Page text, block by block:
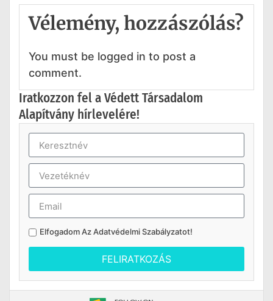
Vélemény, hozzászólás?
You must be logged in to post a
comment.
Iratkozzon fel a Védett Társadalom
Alapítvány hírlevelére!
Elfogadom AzAdatvédelmi Szabályzatot!
FELIRATKOZÁS